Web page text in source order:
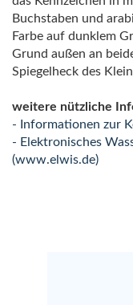
Buchstaben und
Farbe auf dunklem
Grund außen an
Spiegelheck des
weitere nützliche
- Informationen zur
- Elektronisches
(www.elwis.de)